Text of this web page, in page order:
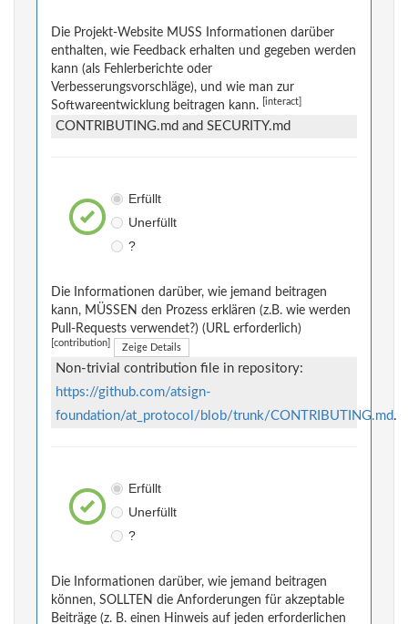
Die Projekt-Website MUSS Informationen darüber
enthalten, wie Feedback erhalten und gegeben werden
kann (als Fehlerberichte oder
Verbesserungsvorschläge), und wie man zur
Softwareentwicklung beitragen kann.
[interact]
CONTRIBUTING.md and SECURITY.md
Erfüllt
Unerfüllt
?
Die Informationen darüber, wie jemand beitragen
kann, MÜSSEN den Prozess erklären (z.B. wie werden
Pull-Requests verwendet?) (URL erforderlich)
[contribution] Zeige Details
Non-trivial contribution file in repository:
https://github.com/atsign-
foundation/at_protocol/blob/trunk/CONTRIBUTING.md.
Erfüllt
Unerfüllt
?
Die Informationen darüber, wie jemand beitragen
können, SOLLTEN die Anforderungen für akzeptable
Beiträge (z. B. einen Hinweis auf jeden erforderlichen